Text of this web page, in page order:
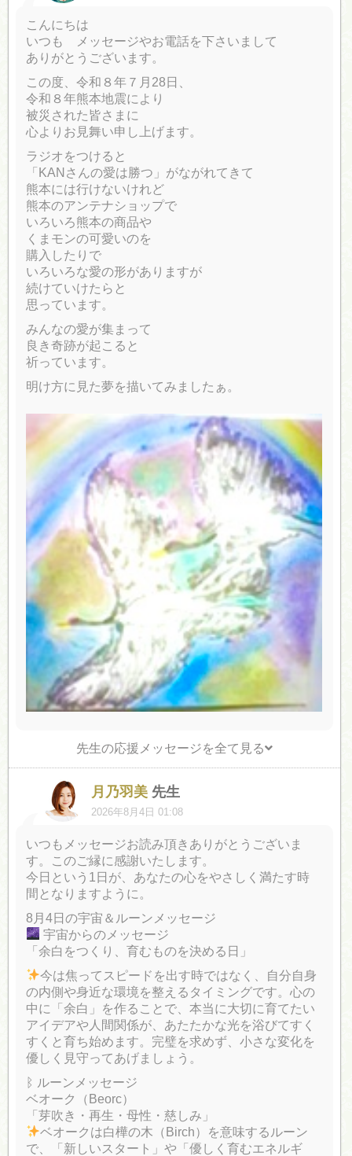
こんにちは
いつも メッセージやお電話を下さいまして
ありがとうございます。
この度、令和８年７月28日、
令和８年熊本地震により
被災された皆さまに
心よりお見舞い申し上げます。
ラジオをつけると
「KANさんの愛は勝つ」がながれてきて
熊本には行けないけれど
熊本のアンテナショップで
いろいろ熊本の商品や
くまモンの可愛いのを
購入したりで
いろいろな愛の形がありますが
続けていけたらと
思っています。
みんなの愛が集まって
良き奇跡が起こると
祈っています。
明け方に見た夢を描いてみましたぁ。
先生の応援メッセージを全て見る
月乃羽美 先生
2026年8月4日 01:08
いつもメッセージお読み頂きありがとうございま
す。このご縁に感謝いたします。
今日という1日が、あなたの心をやさしく満たす時
間となりますように。
8月4日の宇宙＆ルーンメッセージ
宇宙からのメッセージ
「余白をつくり、育むものを決める日」
今は焦ってスピードを出す時ではなく、自分自身
の内側や身近な環境を整えるタイミングです。心の
中に「余白」を作ることで、本当に大切に育てたい
アイデアや人間関係が、あたたかな光を浴びてすく
すくと育ち始めます。完璧を求めず、小さな変化を
優しく見守ってあげましょう。
ᛒ ルーンメッセージ
ベオーク（Beorc）
「芽吹き・再生・母性・慈しみ」
ベオークは白樺の木（Birch）を意味するルーン
で、「新しいスタート」や「優しく育むエネルギ